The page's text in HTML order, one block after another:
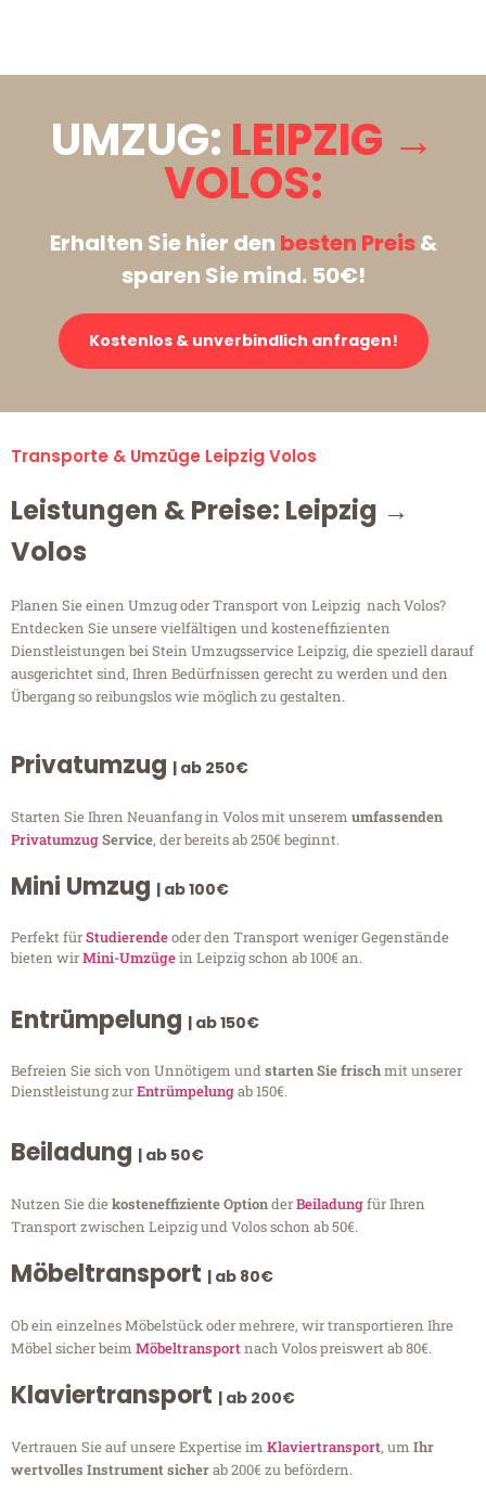
UMZUG: LEIPZIG →
VOLOS:
Erhalten Sie hier den besten Preis&
sparen Sie mind. 50€!
Kostenlos & unverbindlich anfragen!
Transporte & Umzüge Leipzig Volos
Leistungen & Preise: Leipzig →
Volos
Planen Sie einen Umzug oder Transport von Leipzig nach Volos?
Entdecken Sie unsere vielfältigen und kosteneffizienten
Dienstleistungen bei Stein Umzugsservice Leipzig, die speziell darauf
ausgerichtet sind, Ihren Bedürfnissen gerecht zu werden und den
Übergang so reibungslos wie möglich zu gestalten.
Privatumzug | ab 250€
Starten Sie Ihren Neuanfang in Volos mit unserem umfassenden
PrivatumzugService, der bereits ab 250€ beginnt.
Mini Umzug | ab 100€
Perfekt fürStudierendeoder den Transport weniger Gegenstände
bieten wirMini-Umzügein Leipzig schon ab 100€ an.
Entrümpelung | ab 150€
Befreien Sie sich von Unnötigem undstarten Sie frischmit unserer
Dienstleistung zurEntrümpelungab 150€.
Beiladung | ab 50€
Nutzen Sie diekosteneffiziente OptionderBeiladungfür Ihren
Transport zwischen Leipzig und Volos schon ab 50€.
Möbeltransport | ab 80€
Ob ein einzelnes Möbelstück oder mehrere, wir transportieren Ihre
Möbel sicher beim Möbeltransportnach Volos preiswert ab 80€.
Klaviertransport | ab 200€
Vertrauen Sie auf unsere Expertise im Klaviertransport, um Ihr
wertvolles Instrument sicherab 200€ zu befördern.